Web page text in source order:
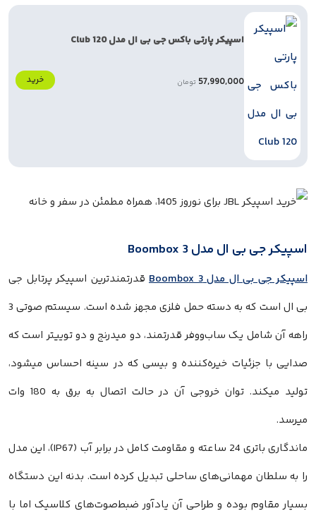
اسپیکر پارتی باکس جی بی ال مدل Club 120
57,990,000 تومان خرید
اسپیکر جی بی ال مدل Boombox 3
اسپیکر جی بی ال مدل Boombox 3
قدرتمندترین اسپیکر پرتابل جی
بی ال است که به دسته حمل فلزی مجهز شده است. سیستم صوتی 3
راهه آن شامل یک ساب‌ووفر قدرتمند، دو میدرنج و دو توییتر است که
صدایی با جزئیات خیره‌کننده و بیسی که در سینه احساس میشود،
تولید میکند. توان خروجی آن در حالت اتصال به برق به 180 وات
میرسد.
ماندگاری باتری 24 ساعته و مقاومت کامل در برابر آب (IP67)، این مدل
را به سلطان مهمانی‌های ساحلی تبدیل کرده است. بدنه این دستگاه
بسیار مقاوم بوده و طراحی آن یادآور ضبط‌صوت‌های کلاسیک اما با